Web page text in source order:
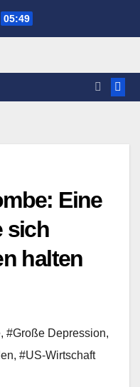
05:49
Eine
sich
halten
, #Große Depression,
, #US-Wirtschaft